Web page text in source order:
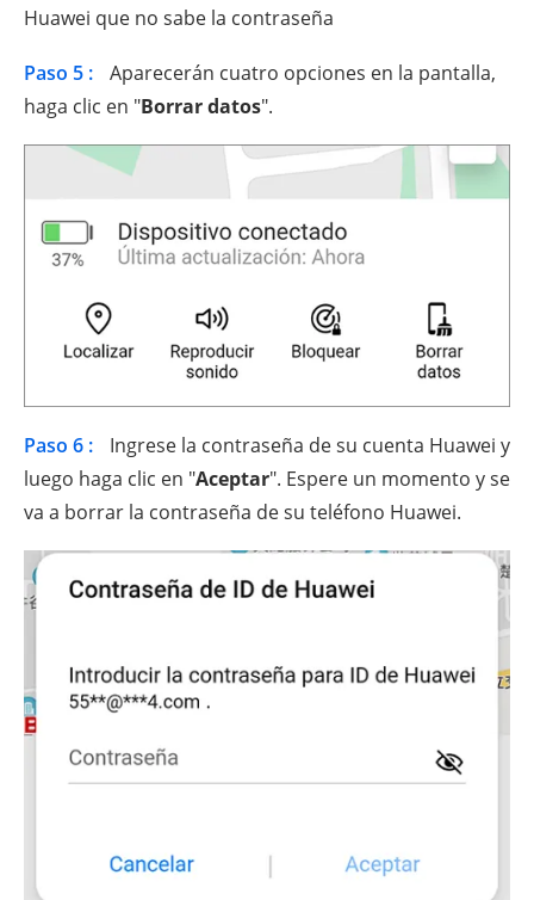
Huawei que no sabe la contraseña
Paso 5 :
Aparecerán cuatro opciones en la pantalla,
haga clic en "Borrar datos".
Paso 6 :
Ingrese la contraseña de su cuenta Huawei y
luego haga clic en "Aceptar". Espere un momento y se
va a borrar la contraseña de su teléfono Huawei.